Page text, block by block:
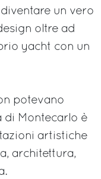
un vero
oltre ad
yacht con un
potevano
di Montecarlo è
artistiche
architettura,